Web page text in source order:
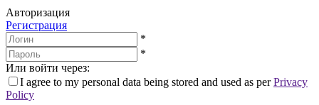
Авторизация
Регистрация
*
*
Или войти через:
I agree to my personal data being stored and used as perPrivacy
Policy